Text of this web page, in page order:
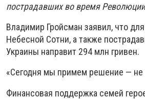
пострадавших во время
Владимир Гройсман заявил, что
Небесной Сотни, а также
Украины направит 294 млн гривен.
«Сегодня мы примем решение — не
Финансовая поддержка семей